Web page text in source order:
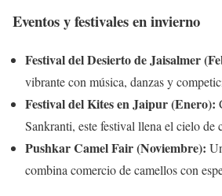
Eventos y festivales en invierno
Festival del Desierto de Jaisalmer
vibrante con música, danzas y
Festival del Kites en Jaipur (Enero):
Sankranti, este festival llena el cielo de
Pushkar Camel Fair (Noviembre):
combina comercio de camellos con